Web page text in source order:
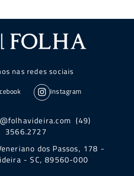
nas redes sociais
Instagram
(49)
3566.2727
dos Passos, 178 -
- SC, 89560-000